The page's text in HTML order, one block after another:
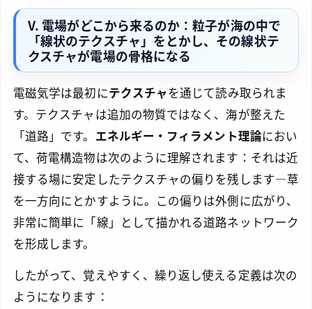
V. 電場がどこから来るのか：粒子が海の中で
「線状のテクスチャ」をとかし、その線状テ
クスチャが電場の骨格になる
電磁気学は最初にテクスチャを通じて読み取られま
す。テクスチャは追加の物質ではなく、海が整えた
「道路」です。 エネルギー・フィラメント理論におい
て、荷電構造物は次のように理解されます：それは近
接する場に安定したテクスチャの偏りを残します—草
を一方向にとかすように。この偏りは外側に広がり、
非常に簡単に「線」として描かれる道路ネットワーク
を形成します。
したがって、覚えやすく、繰り返し使える定義は次の
ようになります：